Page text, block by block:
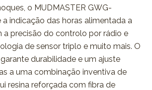
o MUDMASTER GWG-
a indicação das horas alimentada a
a precisão do controlo por rádio e
de sensor triplo e muito mais. O
durabilidade e um ajuste
a uma combinação inventiva de
resina reforçada com fibra de